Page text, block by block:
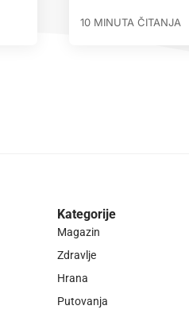
10 MINUTA ČITANJA
Kategorije
Magazin
Zdravlje
Hrana
Putovanja